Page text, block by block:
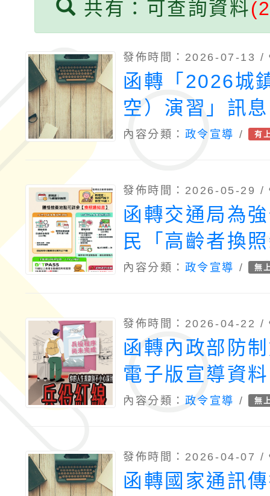
共有：可查詢資料
發佈時間：2026-07-13 /
函轉「2026城
空）演習」訊
115年8月13日
內容分類： 政令宣導 / 有
發佈時間：2026-05-29 /
函轉交通局為
民「高齡者換
交通安全觀念
內容分類： 政令宣導 / 無
發佈時間：2026-04-22 /
函轉內政部防
電子版宣導資
DM），請查照
內容分類： 政令宣導 / 無
發佈時間：2026-04-07 /
函轉國家通訊